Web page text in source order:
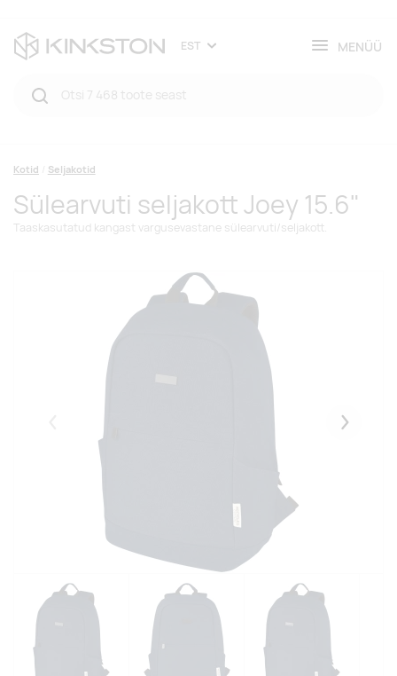
EST MENÜÜ
Kotid Seljakotid
Sülearvuti seljakott Joey 15.6"
Taaskasutatud kangast vargusevastane sülearvuti/seljakott.